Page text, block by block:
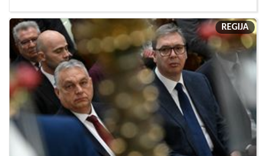
REGIJA